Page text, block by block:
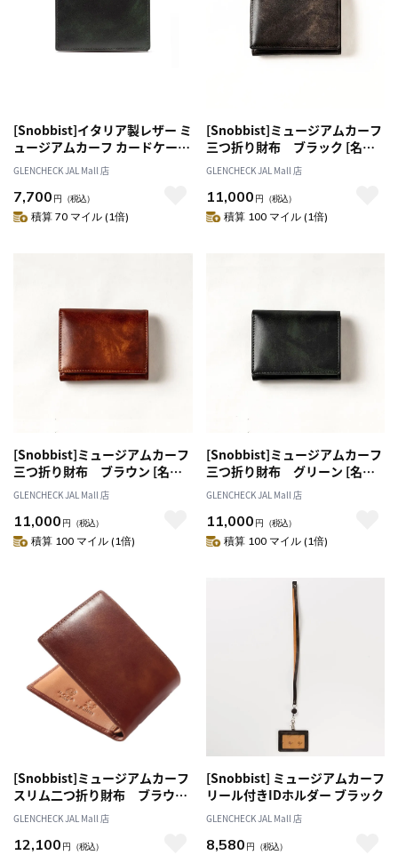
[Snobbist]イタリア製レザー ミ
ュージアムカーフ カードケー
ス/名刺入れ グリーン [名入れ
GLENCHECK JAL Mall 店
7,700 円 （税込）
積算 70 マイル (1倍)
[Snobbist]ミュージアムカーフ
三つ折り財布 ブラック [名入
れ無料]
GLENCHECK JAL Mall 店
11,000 円 （税込）
積算 100 マイル (1倍)
[Snobbist]ミュージアムカーフ
三つ折り財布 ブラウン [名入
れ無料]
GLENCHECK JAL Mall 店
11,000 円 （税込）
積算 100 マイル (1倍)
[Snobbist]ミュージアムカーフ
三つ折り財布 グリーン [名入
れ無料]
GLENCHECK JAL Mall 店
11,000 円 （税込）
積算 100 マイル (1倍)
[Snobbist]ミュージアムカーフ
スリム二つ折り財布 ブラウン
[名入れ無料]
GLENCHECK JAL Mall 店
12,100 円 （税込）
[Snobbist] ミュージアムカーフ
リール付きIDホルダー ブラック
GLENCHECK JAL Mall 店
8,580 円 （税込）